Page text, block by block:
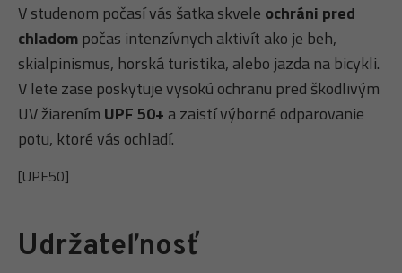
V studenom počasí vás šatka skvele ochráni pred
chladompočas intenzívnych aktivít ako je beh,
skialpinismus, horská turistika, alebo jazda na bicykli.
V lete zase poskytuje vysokú ochranu pred škodlivým
UV žiarením UPF 50+ a zaistí výborné odparovanie
potu, ktoré vás ochladí.
[UPF50]
Udržateľnosť